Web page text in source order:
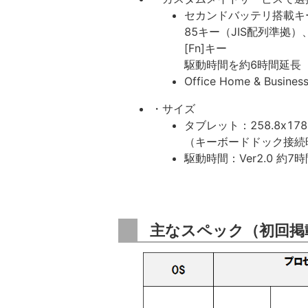
セカンドバッテリ搭載
85キー（JIS配列準拠）
[Fn]キー
駆動時間を約6時間延長
Office Home &
・サイズ
タブレット：
（キーボードドック
駆動時間：Ver2.0 約7
主なスペック（初回